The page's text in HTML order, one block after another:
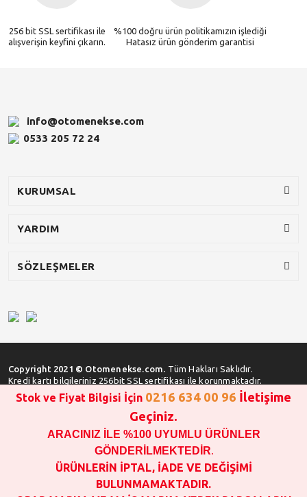
256 bit SSL sertifikası ile
alışverişin keyfini çıkarın.
%100 doğru ürün politikamızın işlediği
Hatasız ürün gönderim garantisi
info@otomenekse.com
0533 205 72 24
KURUMSAL
YARDIM
SÖZLEŞMELER
Copyright 2021 © Otomenekse.com. Tüm Hakları Saklıdır.
Kredi kartı bilgileriniz 256bit SSL sertifikası ile korunmaktadır.
SATIN ALMA İŞLEMİ YAPMADAN ÖNCE
STOK VE FİYAT BİLGİSİ ALINIZ !!!
1000 TL VE ÜSTÜ SİPARİŞ VERİLEBİLİR!!!
OPAR MARKA VE MAİS MARKA YEDEK PARÇALARIN
GARANTİSİ YOKTUR!!!!!!!!!!!
Stok ve Fiyat Bilgisi İçin 0216 634 00 96 İletişime
Geçiniz.
ARACINIZ İLE %100 UYUMLU ÜRÜNLER
GÖNDERİLMEKTEDİR.
ÜRÜNLERİN İPTAL, İADE VE DEĞİŞİMİ
BULUNMAMAKTADIR.